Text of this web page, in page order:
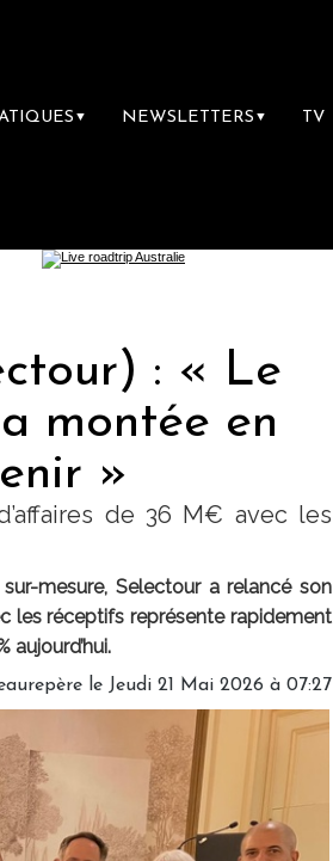
▼ NEWSLETTERS ▼ TV
: « Le
montée en
»
de 36 M€ avec les
mesure, Selectour a relancé son
les réceptifs représente rapidement
aujourd’hui.
le Jeudi 21 Mai 2026 à 07:27